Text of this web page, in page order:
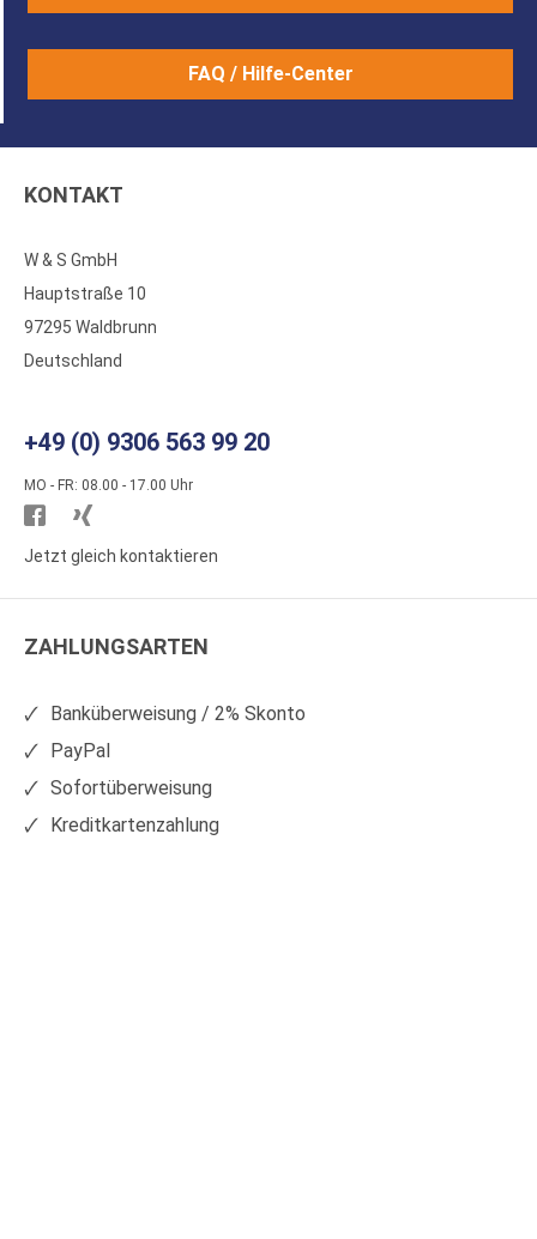
FAQ / Hilfe-Center
KONTAKT
W & S GmbH
Hauptstraße 10
97295 Waldbrunn
Deutschland
+49 (0) 9306 563 99 20
MO - FR: 08.00 - 17.00 Uhr
Besuchen
Sie
auf
Sie
auf
Jetzt gleich kontaktieren
ZAHLUNGSARTEN
Banküberweisung / 2% Skonto
PayPal
Sofortüberweisung
Kreditkartenzahlung